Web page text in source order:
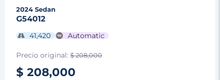
2024 Sedan
G54012
41,420 Automatic
Precio original: $ 208,000
$ 208,000